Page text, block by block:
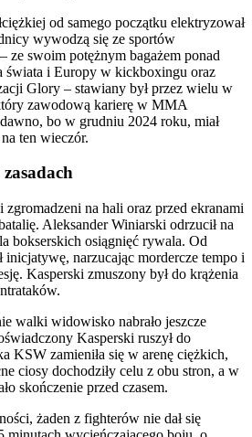
od samego początku elektryzował
wywodzą się ze sportów
ze swoim potężnym bagażem ponad
świata i Europy w kickboxingu oraz
Glory – stawiany był przez wielu w
zawodową karierę w MMA
bo w grudniu 2024 roku, miał
ten wieczór.
na hali oraz przed ekranami
Aleksander Winiarski odrzucił na
bokserskich osiągnięć rywala. Od
inicjatywę, narzucając mordercze tempo i
Kasperski zmuszony był do krążenia
walki widowisko nabrało jeszcze
Kasperski ruszył do
KSW zamieniła się w arenę ciężkich,
ciosy dochodziły celu z obu stron, a w
skończenie przed czasem.
żaden z fighterów nie dał się